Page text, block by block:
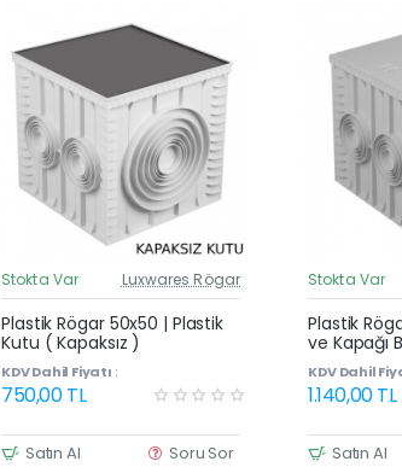
Güncel Fiyat
Yeni Ürün
Stokta Var Luxwares Rögar
Plastik Rögar 50x50 | Plastik
Kutu ( Kapaksız )
KDV Dahil Fiyatı :
750,00 TL
Satın Al Soru Sor
Stokta Var
Plastik
ve Kapağı
KDV Dahil
1.140,00 TL
Satın Al